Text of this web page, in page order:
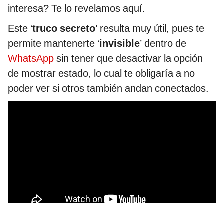
interesa? Te lo revelamos aquí.
Este ‘truco secreto’ resulta muy útil, pues te
permite mantenerte ‘invisible’ dentro de
WhatsApp sin tener que desactivar la opción
de mostrar estado, lo cual te obligaría a no
poder ver si otros también andan conectados.